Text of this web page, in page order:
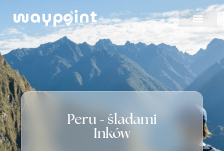
Strona
główna
Oferta
Wyjazdy
firmowe
Blog
Peru - śladami
Inków